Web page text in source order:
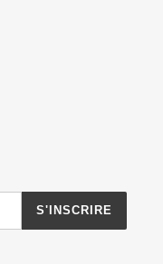
S'INSCRIRE